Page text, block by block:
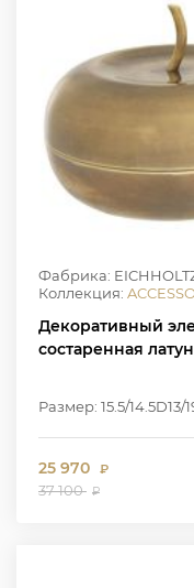
Фабрика:
Коллекция:
Декоративный
состаренная
Размер: 15.5/14.5D13/
25 970 ₽
37 100 ₽